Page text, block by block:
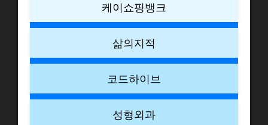
케이쇼핑뱅크
삶의지적
코드하이브
성형외과